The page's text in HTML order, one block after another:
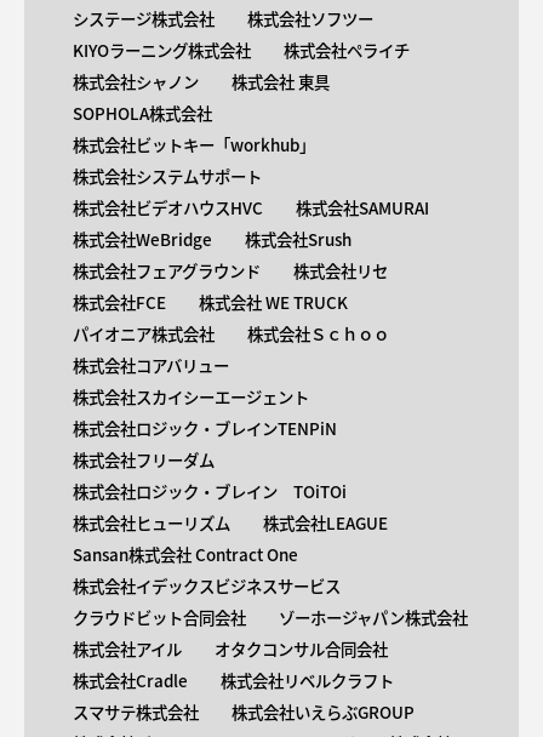
システージ株式会社
株式会社ソフツー
KIYOラーニング株式会社
株式会社ペライチ
株式会社シャノン
株式会社 東具
SOPHOLA株式会社
株式会社ビットキー「workhub」
株式会社システムサポート
株式会社ビデオハウスHVC
株式会社SAMURAI
株式会社WeBridge
株式会社Srush
株式会社フェアグラウンド
株式会社リセ
株式会社FCE
株式会社 WE TRUCK
パイオニア株式会社
株式会社Ｓｃｈｏｏ
株式会社コアバリュー
株式会社スカイシーエージェント
株式会社ロジック・ブレインTENPiN
株式会社フリーダム
株式会社ロジック・ブレイン TOiTOi
株式会社ヒューリズム
株式会社LEAGUE
Sansan株式会社 Contract One
株式会社イデックスビジネスサービス
クラウドビット合同会社
ゾーホージャパン株式会社
株式会社アイル
オタクコンサル合同会社
株式会社Cradle
株式会社リベルクラフト
スマサテ株式会社
株式会社いえらぶGROUP